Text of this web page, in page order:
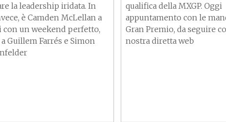
la leadership iridata. In
è Camden McLellan a
con un weekend perfetto,
Guillem Farrés e Simon
qualifica della MXGP. Oggi
appuntamento con le
Gran Premio, da seguire
nostra diretta web